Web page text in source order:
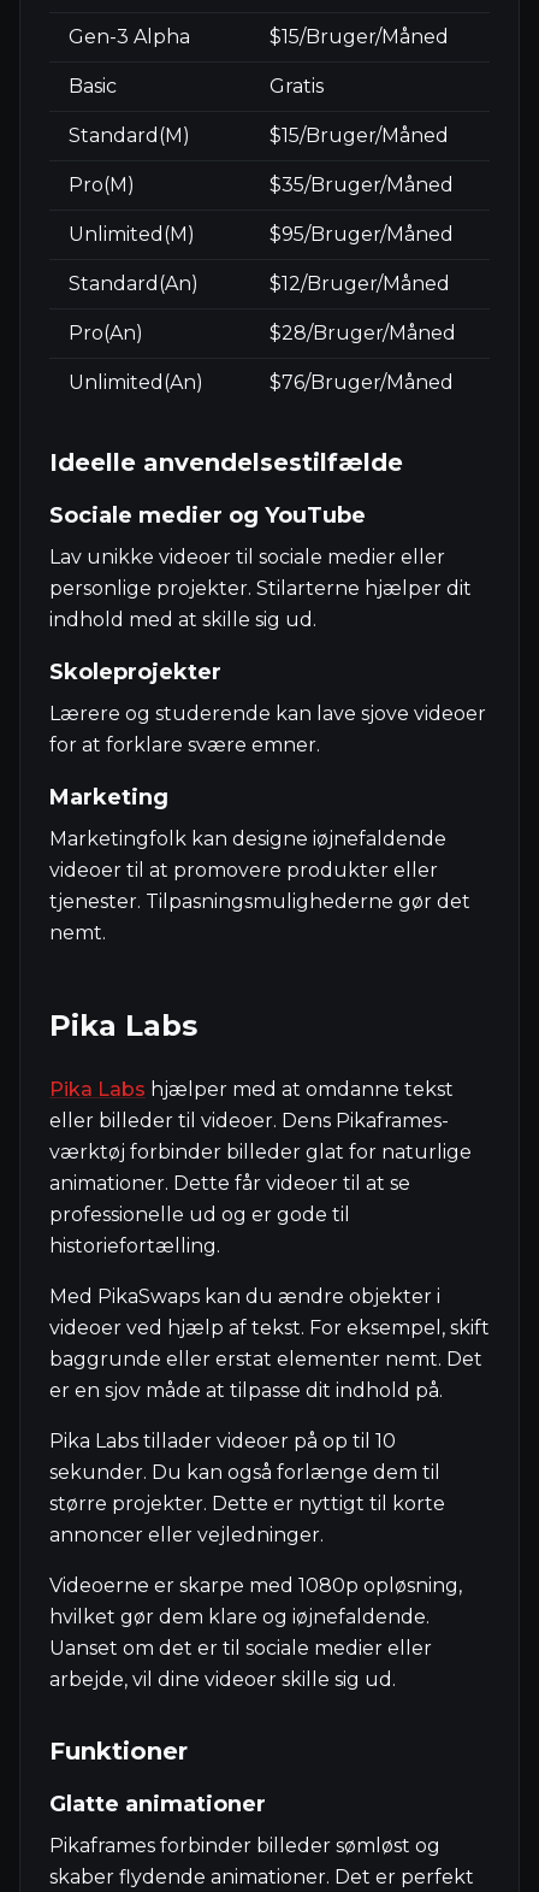
Gen-3 Alpha $15/Bruger/Måned
Basic Gratis
Standard(M) $15/Bruger/Måned
Pro(M) $35/Bruger/Måned
Unlimited(M) $95/Bruger/Måned
Standard(An) $12/Bruger/Måned
Pro(An) $28/Bruger/Måned
Unlimited(An) $76/Bruger/Måned
Ideelle anvendelsestilfælde
Sociale medier og YouTube
Lav unikke videoer til sociale medier eller
personlige projekter. Stilarterne hjælper dit
indhold med at skille sig ud.
Skoleprojekter
Lærere og studerende kan lave sjove videoer
for at forklare svære emner.
Marketing
Marketingfolk kan designe iøjnefaldende
videoer til at promovere produkter eller
tjenester. Tilpasningsmulighederne gør det
nemt.
Pika Labs
Pika Labs hjælper med at omdanne tekst
eller billeder til videoer. Dens Pikaframes-
værktøj forbinder billeder glat for naturlige
animationer. Dette får videoer til at se
professionelle ud og er gode til
historiefortælling.
Med PikaSwaps kan du ændre objekter i
videoer ved hjælp af tekst. For eksempel, skift
baggrunde eller erstat elementer nemt. Det
er en sjov måde at tilpasse dit indhold på.
Pika Labs tillader videoer på op til 10
sekunder. Du kan også forlænge dem til
større projekter. Dette er nyttigt til korte
annoncer eller vejledninger.
Videoerne er skarpe med 1080p opløsning,
hvilket gør dem klare og iøjnefaldende.
Uanset om det er til sociale medier eller
arbejde, vil dine videoer skille sig ud.
Funktioner
Glatte animationer
Pikaframes forbinder billeder sømløst og
skaber flydende animationer. Det er perfekt